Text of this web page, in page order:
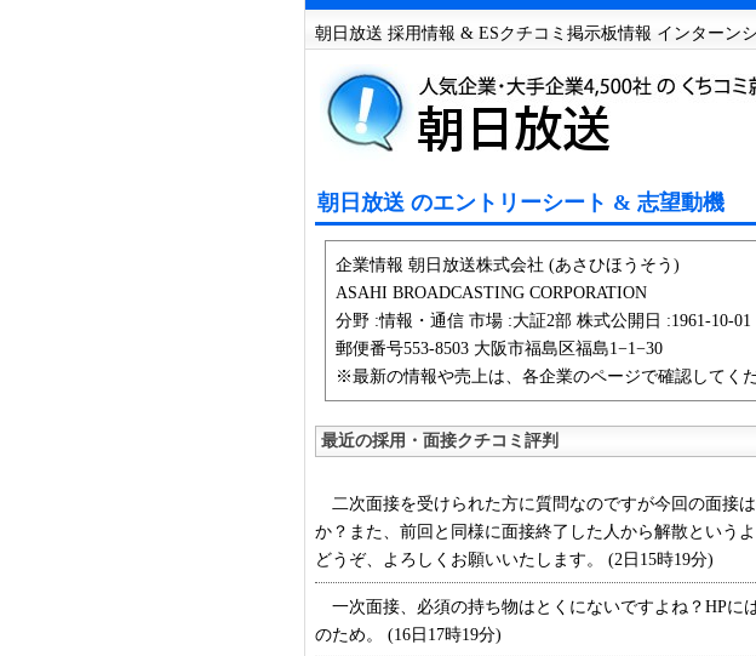
朝日放送 採用情報 & ESクチコミ掲示板情報 インターン
朝日放送 のエントリーシート & 志望動機
企業情報 朝日放送株式会社 (あさひほうそう)
ASAHI BROADCASTING CORPORATION
分野 :情報・通信 市場 :大証2部 株式公開日 :1961-10-01
郵便番号553-8503 大阪市福島区福島1−1−30
※最新の情報や売上は、各企業のページで確認してく
最近の採用・面接クチコミ評判
二次面接を受けられた方に質問なのですが今回の面接
か？また、前回と同様に面接終了した人から解散という
どうぞ、よろしくお願いいたします。 (2日15時19分)
一次面接、必須の持ち物はとくにないですよね？HPに
のため。 (16日17時19分)